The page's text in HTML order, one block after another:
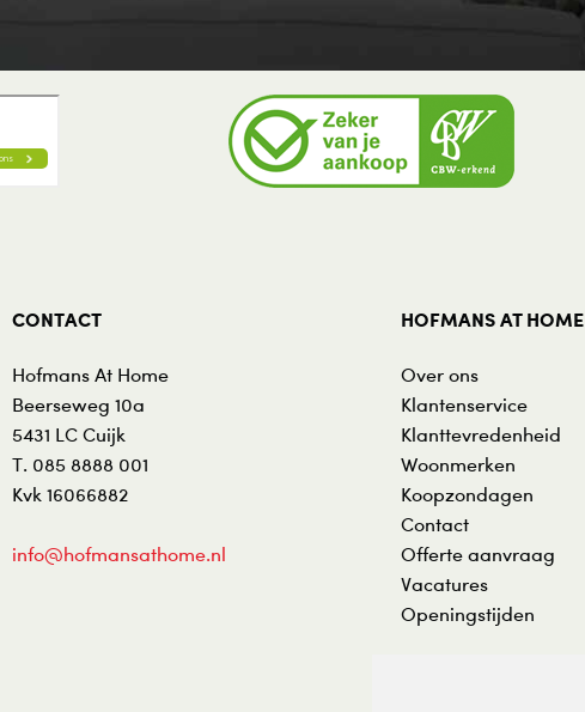
CONTACT
Hofmans At Home
Beerseweg 10a
5431 LC Cuijk
T. 085 8888 001
Kvk 16066882
info@hofmansathome.nl
HOFMANS AT HOME
Over ons
Klantenservice
Klanttevredenheid
Woonmerken
Koopzondagen
Contact
Offerte aanvraag
Vacatures
Openingstijden